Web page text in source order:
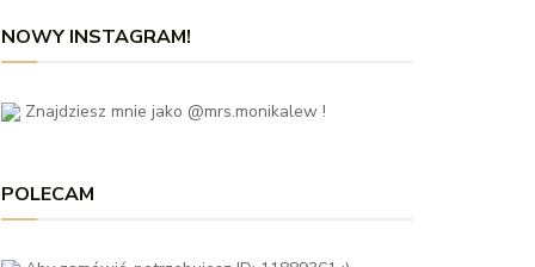
NOWY INSTAGRAM!
Znajdziesz mnie jako @mrs.monikalew !
POLECAM